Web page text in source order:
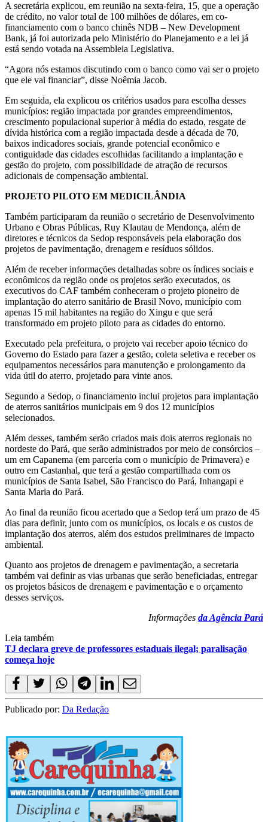
A secretária explicou, em reunião na sexta-feira, 15, que a operação
de crédito, no valor total de 100 milhões de dólares, em co-
financiamento com o banco chinês NDB – New Development
Bank, já foi autorizada pelo Ministério do Planejamento e a lei já
está sendo votada na Assembleia Legislativa.
“Agora nós estamos discutindo com o banco como vai ser o projeto
que ele vai financiar”, disse Noêmia Jacob.
Em seguida, ela explicou os critérios usados para escolha desses
municípios: região impactada por grandes empreendimentos,
crescimento populacional superior à média do estado, resgate de
dívida histórica com a região impactada desde a década de 70,
baixos indicadores sociais, grande potencial econômico e
contiguidade das cidades escolhidas facilitando a implantação e
gestão do projeto, com possibilidade de atração de recursos
adicionais de compensação ambiental.
PROJETO PILOTO EM MEDICILÂNDIA
Também participaram da reunião o secretário de Desenvolvimento
Urbano e Obras Públicas, Ruy Klautau de Mendonça, além de
diretores e técnicos da Sedop responsáveis pela elaboração dos
projetos de pavimentação, drenagem e resíduos sólidos.
Além de receber informações detalhadas sobre os índices sociais e
econômicos da região onde os projetos serão executados, os
executivos do CAF também conheceram o projeto pioneiro de
implantação do aterro sanitário de Brasil Novo, município com
apenas 15 mil habitantes na região do Xingu e que será
transformado em projeto piloto para as cidades do entorno.
Executado pela prefeitura, o projeto vai receber apoio técnico do
Governo do Estado para fazer a gestão, coleta seletiva e receber os
equipamentos necessários para manutenção e prolongamento da
vida útil do aterro, projetado para vinte anos.
Segundo a Sedop, o financiamento inclui projetos para implantação
de aterros sanitários municipais em 9 dos 12 municípios
selecionados.
Além desses, também serão criados mais dois aterros regionais no
nordeste do Pará, que serão administrados por meio de consórcios –
um em Capanema (em parceria com o município de Primavera) e
outro em Castanhal, que terá a gestão compartilhada com os
municípios de Santa Isabel, São Francisco do Pará, Inhangapi e
Santa Maria do Pará.
Ao final da reunião ficou acertado que a Sedop terá um prazo de 45
dias para definir, junto com os municípios, os locais e os custos de
implantação dos aterros, além dos estudos preliminares de impacto
ambiental.
Quanto aos projetos de drenagem e pavimentação, a secretaria
também vai definir as vias urbanas que serão beneficiadas, entregar
os projetos básicos de drenagem e pavimentação e o orçamento
desses serviços.
Informações da Agência Pará
Leia também
TJ declara greve de professores estaduais ilegal; paralisação
começa hoje
Publicado por: Da Redação